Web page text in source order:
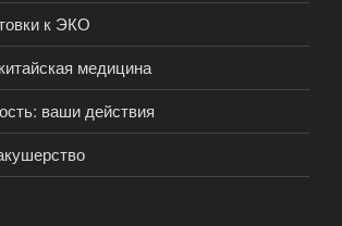
к ЭКО
медицина
ваши действия